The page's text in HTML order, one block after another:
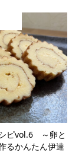
ピvol.6 ～卵と
るかんたん伊達